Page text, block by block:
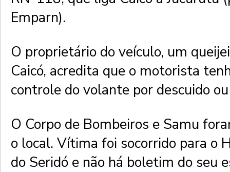
Emparn).
O proprietário do veículo, um
Caicó, acredita que o motorista
controle do volante por descuido
O Corpo de Bombeiros e Samu
o local. Vítima foi socorrido para o
do Seridó e não há boletim do seu